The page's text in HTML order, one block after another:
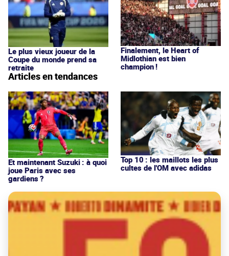
Le plus vieux joueur de la
Coupe du monde prend sa
retraite
Finalement, le Heart of
Midlothian est bien
champion !
Articles en tendances
Et maintenant Suzuki : à quoi
joue Paris avec ses
gardiens ?
Top 10 : les maillots les plus
cultes de l'OM avec adidas